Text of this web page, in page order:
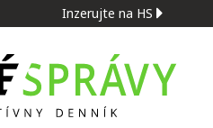
Inzerujte na HS